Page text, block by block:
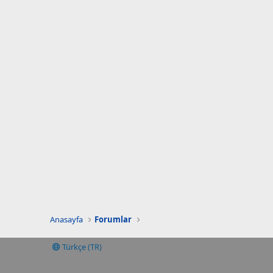
Anasayfa Forumlar
Türkçe (TR)